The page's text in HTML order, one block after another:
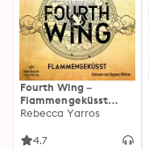
Fourth Wing –
Flammengeküsst
(Flammengeküsst-
Rebecca Yarros
4.7